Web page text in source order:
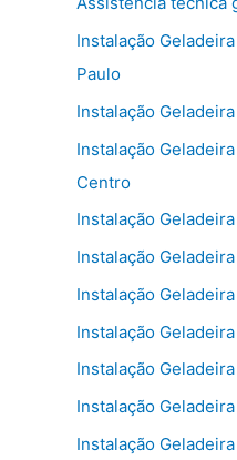
Instalação
Paulo
Instalação
Instalação
Centro
Instalação
Instalação
Instalação
Instalação
Instalação
Instalação
Instalação